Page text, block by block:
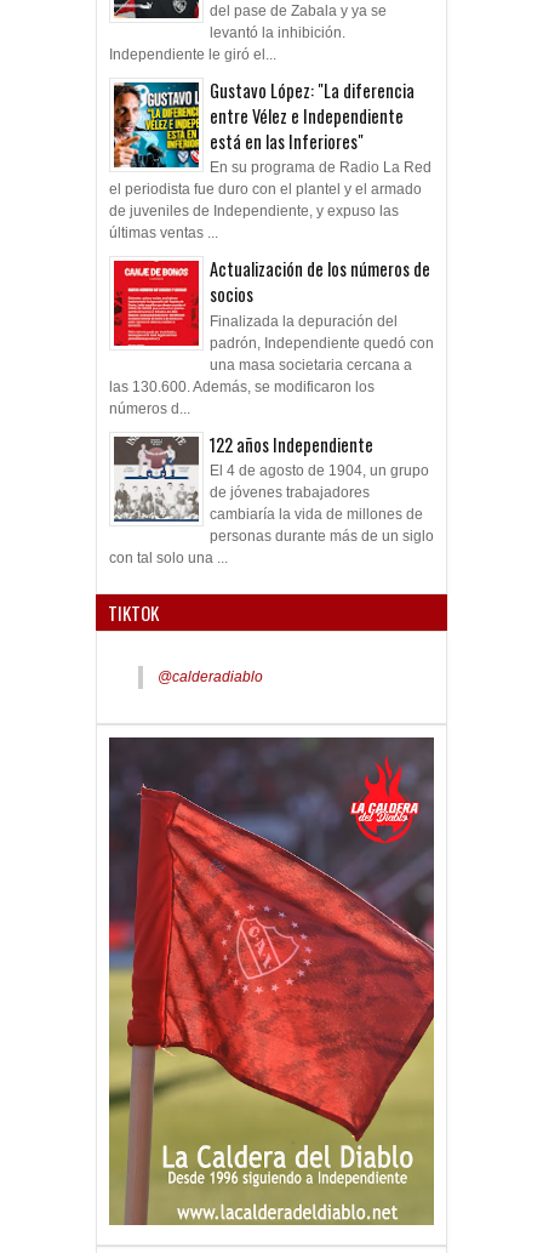
del pase de Zabala y ya se
levantó la inhibición.
Independiente le giró el...
Gustavo López: "La diferencia
entre Vélez e Independiente
está en las Inferiores"
En su programa de Radio La Red
el periodista fue duro con el plantel y el armado
de juveniles de Independiente, y expuso las
últimas ventas ...
Actualización de los números de
socios
Finalizada la depuración del
padrón, Independiente quedó con
una masa societaria cercana a
las 130.600. Además, se modificaron los
números d...
122 años Independiente
El 4 de agosto de 1904, un grupo
de jóvenes trabajadores
cambiaría la vida de millones de
personas durante más de un siglo
con tal solo una ...
TIKTOK
@calderadiablo